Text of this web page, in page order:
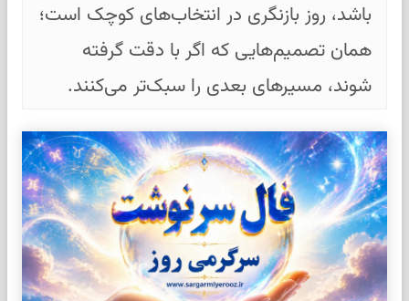
باشد، روز بازنگری در انتخاب‌های کوچک است؛
همان تصمیم‌هایی که اگر با دقت گرفته
شوند، مسیرهای بعدی را سبک‌تر می‌کنند.